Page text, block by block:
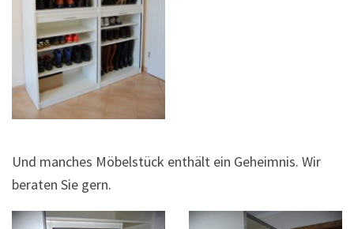
Und manches Möbelstück enthält ein Geheimnis. Wir
beraten Sie gern.